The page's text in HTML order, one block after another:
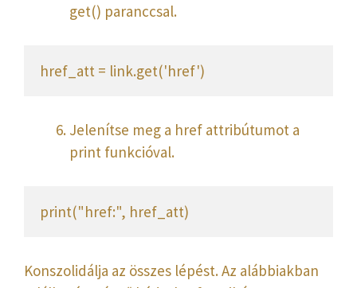
get() paranccsal.
href_att = link.get('href')
Jelenítse meg a href attribútumot a
print funkcióval.
print("href:", href_att)
Konszolidálja az összes lépést. Az alábbiakban